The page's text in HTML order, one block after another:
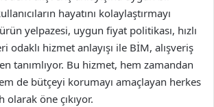
hayatını kolaylaştırmayı
yelpazesi, uygun fiyat politikası, hızlı
odaklı hizmet anlayışı ile BİM, alışveriş
tanımlıyor. Bu hizmet, hem zamandan
de bütçeyi korumayı amaçlayan herkes
öne çıkıyor.